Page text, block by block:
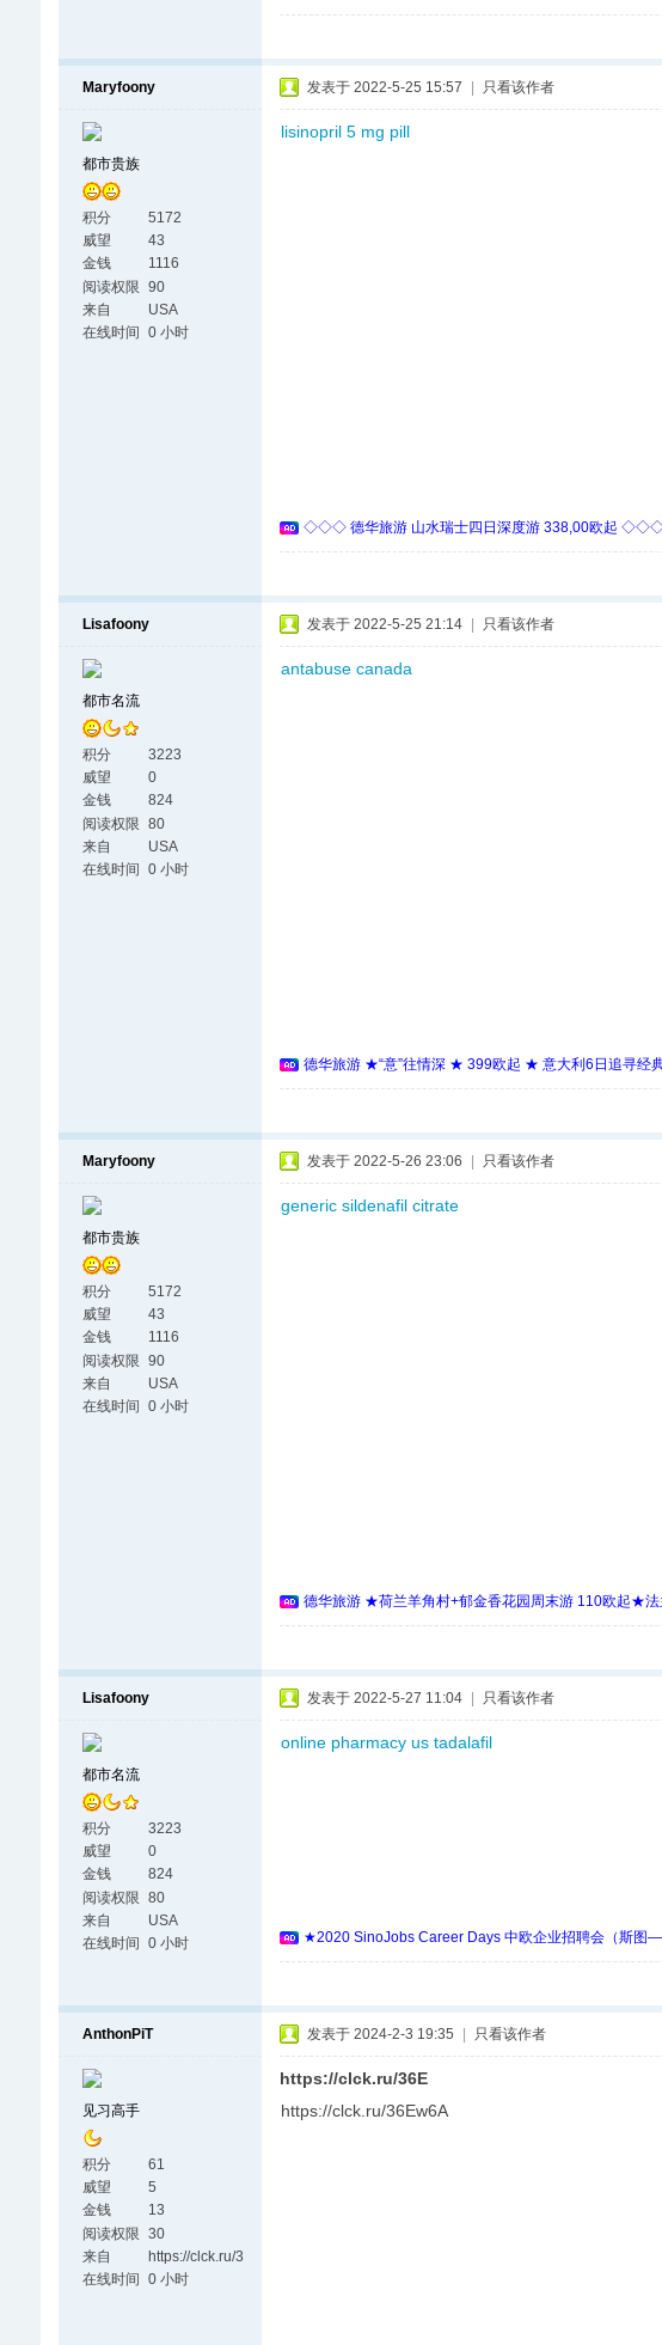
Maryfoony
都市贵族
积分
5172
威望
43
金钱
1116
阅读权限 90
来自
USA
在线时间
0 小时
发表于 2022-5-25 15:57 只看该作者
lisinopril 5 mg pill
◇◇◇ 德华旅游 山水瑞士四日深度游 338,00欧起 ◇◇◇
Lisafoony
都市名流
积分
3223
威望
0
金钱
824
阅读权限 80
来自
USA
在线时间
0 小时
发表于 2022-5-25 21:14 只看该作者
antabuse canada
德华旅游 ★“意”往情深 ★ 399欧起 ★ 意大利6日追寻经
Maryfoony
都市贵族
积分
5172
威望
43
金钱
1116
阅读权限 90
来自
USA
在线时间
0 小时
发表于 2022-5-26 23:06 只看该作者
generic sildenafil citrate
德华旅游 ★荷兰羊角村+郁金香花园周末游 110欧起★法
Lisafoony
都市名流
积分
3223
威望
0
金钱
824
阅读权限 80
来自
USA
在线时间
0 小时
发表于 2022-5-27 11:04 只看该作者
online pharmacy us tadalafil
★2020 SinoJobs Career Days 中欧企业招聘会（斯
AnthonPiT
见习高手
积分
61
威望
5
金钱
13
阅读权限 30
来自
https://clck.ru/3
6EvVL
在线时间 0 小时
发表于 2024-2-3 19:35 只看该作者
https://clck.ru/36E
https://clck.ru/36Ew6A